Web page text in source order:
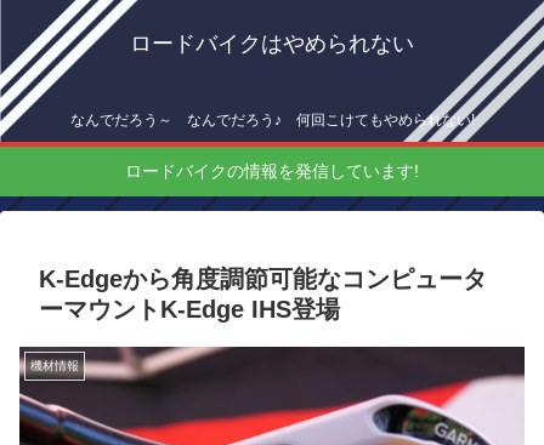
ロードバイクはやめられない
なんでだろう～ なんでだろう♪ 何回こけてもやめられない!
ロードバイクの情報を発信しています!
K-Edgeから角度調節可能なコンピュータ
ーマウントK-Edge IHS登場
機材情報